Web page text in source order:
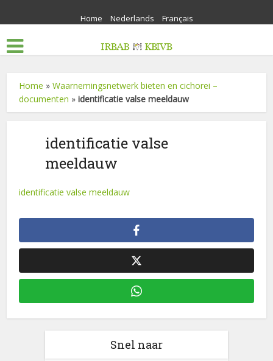
Home Nederlands Français
Home »Waarnemingsnetwerk bieten en cichorei –
documenten »identificatie valse meeldauw
identificatie valse
meeldauw
identificatie valse meeldauw
Snel naar